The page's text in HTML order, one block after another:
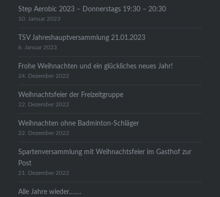
Step Aerobic 2023 – Donnerstags 19:30 – 20:30
10. Januar 2023
TSV Jahreshauptversammlung 21.01.2023
6. Januar 2023
Frohe Weihnachten und ein glückliches neues Jahr!
24. Dezember 2022
Weihnachtsfeier der Freizeitgruppe
22. Dezember 2022
Weihnachten ohne Badminton-Schläger
22. Dezember 2022
Spartenversammlung mit Weihnachtsfeier im Gasthof zur
Post
21. Dezember 2022
Alle Jahre wieder…….